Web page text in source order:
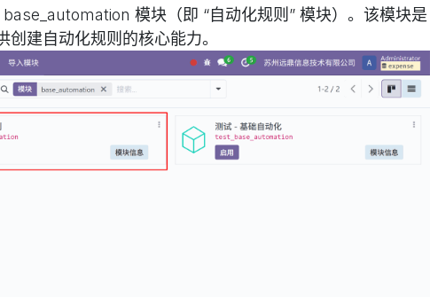
模块（即 “自动化规则” 模块）。该模块是
建自动化规则的核心能力。